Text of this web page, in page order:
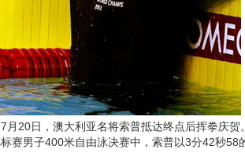
20日，澳大利亚名将索普抵达终点后挥拳庆贺
赛男子400米自由泳决赛中，索普以3分42秒58